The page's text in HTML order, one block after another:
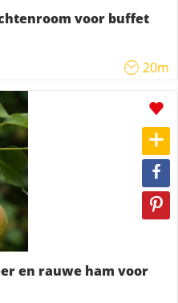
voor buffet
20m
en rauwe ham voor